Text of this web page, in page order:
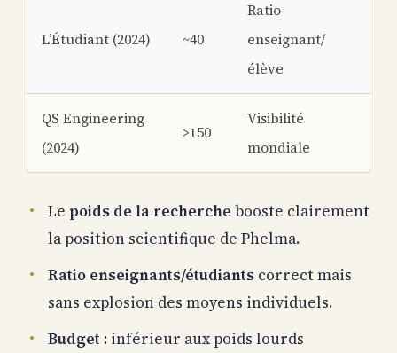
L’Étudiant (2024) ~40
Ratio
enseignant/
élève
QS Engineering
(2024)
>150
Visibilité
mondiale
Le poids de la recherche booste clairement
la position scientifique de Phelma.
Ratio enseignants/étudiants correct mais
sans explosion des moyens individuels.
Budget : inférieur aux poids lourds